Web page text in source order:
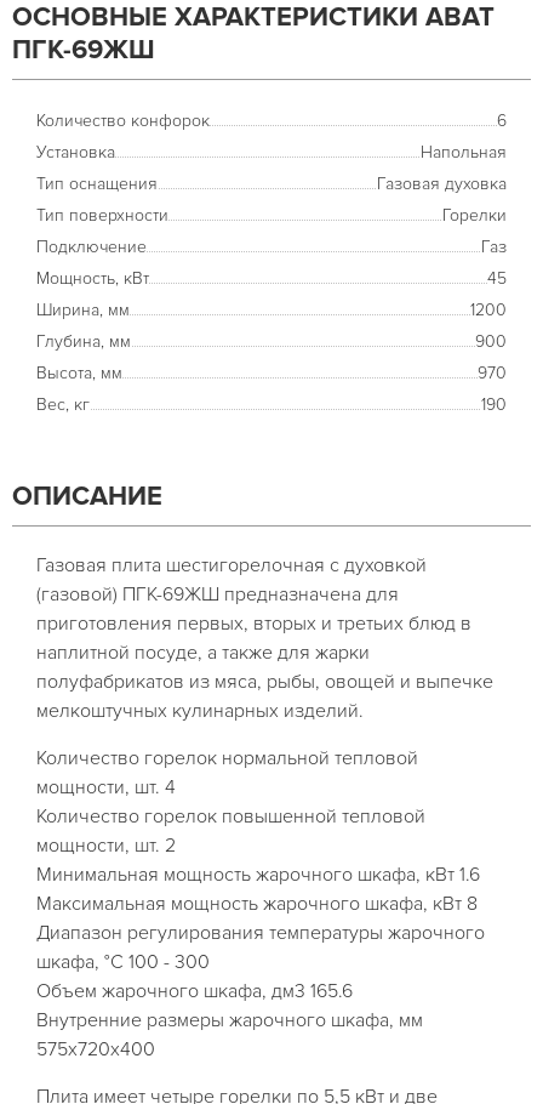
ОСНОВНЫЕ ХАРАКТЕРИСТИКИ ABAT
ПГК-69ЖШ
Количество конфорок
6
Установка
Напольная
Тип оснащения
Газовая духовка
Тип поверхности
Горелки
Подключение
Газ
Мощность, кВт
45
Ширина, мм
1200
Глубина, мм
900
Высота, мм
970
Вес, кг
190
ОПИСАНИЕ
Газовая плита шестигорелочная с духовкой
(газовой) ПГК-69ЖШ предназначена для
приготовления первых, вторых и третьих блюд в
наплитной посуде, а также для жарки
полуфабрикатов из мяса, рыбы, овощей и выпечке
мелкоштучных кулинарных изделий.
Количество горелок нормальной тепловой
мощности, шт. 4
Количество горелок повышенной тепловой
мощности, шт. 2
Минимальная мощность жарочного шкафа, кВт 1.6
Максимальная мощность жарочного шкафа, кВт 8
Диапазон регулирования температуры жарочного
шкафа, °C 100 - 300
Объем жарочного шкафа, дм3 165.6
Внутренние размеры жарочного шкафа, мм
575x720x400
Плита имеет четыре горелки по 5,5 кВт и две